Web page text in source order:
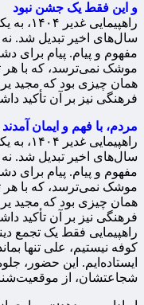
و این فقط یک جشن نبود
سال‌های اخیر تبدیل شد.
مفهوم و پیام. پیام برای
موشک نمی‌ترسد، که با هر
همان چیزی بود که مجید
فرهنگی نیز بر آن تأکید
مردم، با فهم و ایمان آمدند
سال‌های اخیر تبدیل شد.
مفهوم و پیام. پیام برای
موشک نمی‌ترسد، که با هر
همان چیزی بود که مجید
فرهنگی نیز بر آن تأکید
راهپیمایی فقط یک تجمع
کوفه نیستیم، علی تنها
ایستاده‌ایم. این حضور،
شجاعتشان، از